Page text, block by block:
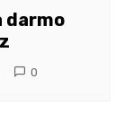
darmo
0